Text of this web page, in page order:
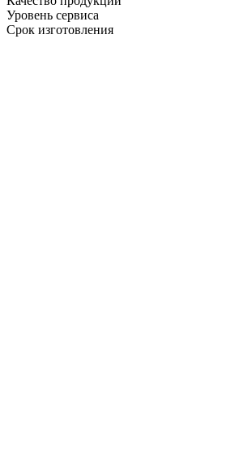
Уровень сервиса
Срок изготовления